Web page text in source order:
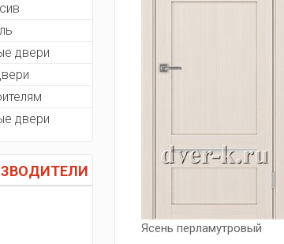
двери
двери
Ясень перламутровый